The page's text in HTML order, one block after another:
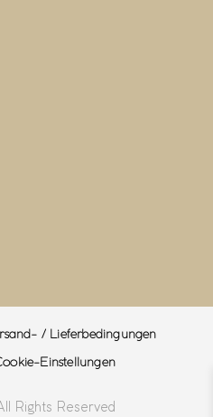
/ Lieferbedingungen
Einstellungen
Rights Reserved